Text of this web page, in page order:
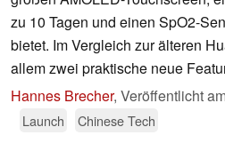
zu 10 Tagen und einen SpO2-
bietet. Im Vergleich zur älteren
allem zwei praktische neue
Hannes Brecher, Veröffentlicht
Launch
Chinese Tech